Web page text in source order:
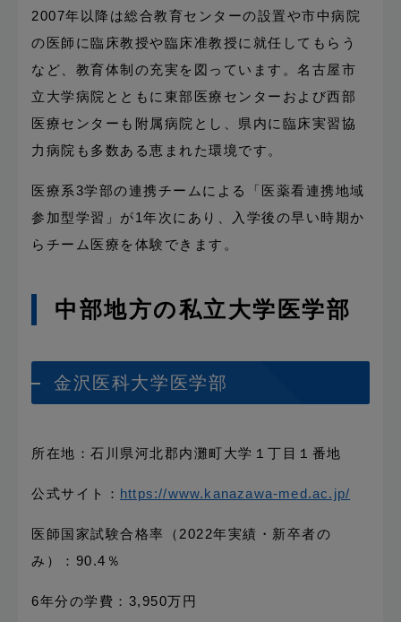
2007年以降は総合教育センターの設置や市中病院
の医師に臨床教授や臨床准教授に就任してもらう
など、教育体制の充実を図っています。名古屋市
立大学病院とともに東部医療センターおよび西部
医療センターも附属病院とし、県内に臨床実習協
力病院も多数ある恵まれた環境です。
医療系3学部の連携チームによる「医薬看連携地域
参加型学習」が1年次にあり、入学後の早い時期か
らチーム医療を体験できます。
中部地方の私立大学医学部
金沢医科大学医学部
所在地：石川県河北郡内灘町大学１丁目１番地
公式サイト： https://www.kanazawa-med.ac.jp/
医師国家試験合格率（2022年実績・新卒者の
み）：90.4％
6年分の学費：3,950万円